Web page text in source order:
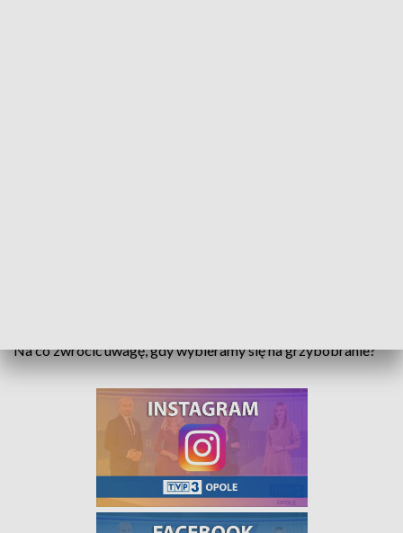
Na co zwrócić uwagę, gdy wybieramy się na grzybobranie?